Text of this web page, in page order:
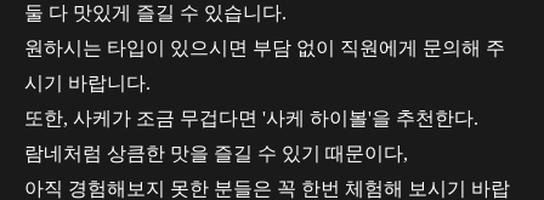
둘 다 맛있게 즐길 수 있습니다.
원하시는 타입이 있으시면 부담 없이 직원에게 문의해 주
시기 바랍니다.
또한, 사케가 조금 무겁다면 '사케 하이볼'을 추천한다.
람네처럼 상큼한 맛을 즐길 수 있기 때문이다,
아직 경험해보지 못한 분들은 꼭 한번 체험해 보시기 바랍